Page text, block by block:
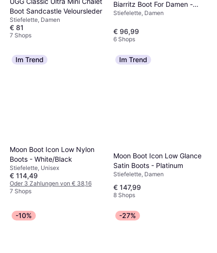
Boot Sandcastle Veloursleder
Stiefelette, Damen
€ 81
7 Shops
Biarritz Boot For Damen -
Brown
Stiefelette, Damen
€ 96,99
6 Shops
Im Trend
Moon Boot Icon Low Nylon
Boots - White/Black
Stiefelette, Unisex
€ 114,49
Oder 3 Zahlungen von € 38,16
7 Shops
Im Trend
Moon Boot Icon Low Glance
Satin Boots - Platinum
Stiefelette, Damen
€ 147,99
8 Shops
-10% -27%